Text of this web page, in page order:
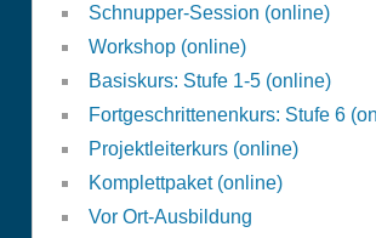
Schnupper-Session (online)
Workshop (online)
Basiskurs: Stufe 1-5 (online)
Fortgeschrittenenkurs: Stufe 6
Projektleiterkurs (online)
Komplettpaket (online)
Vor Ort-Ausbildung